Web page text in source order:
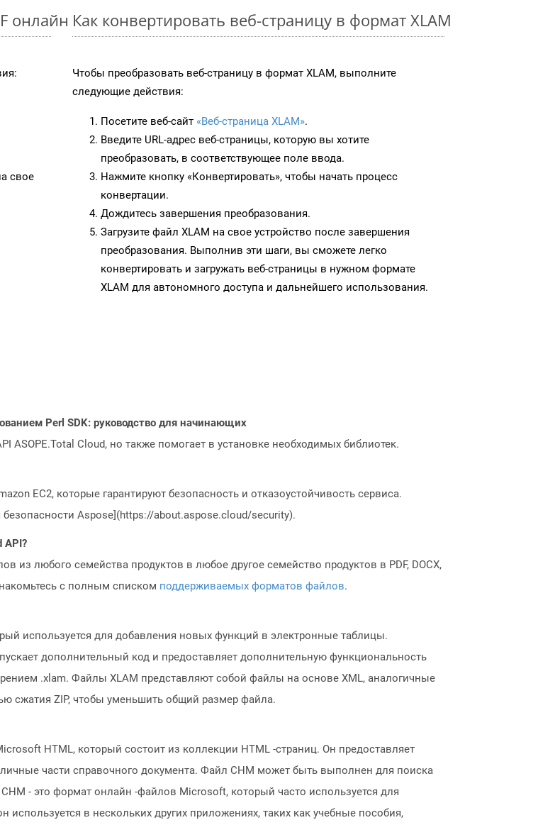
онлайн
свое
Как конвертировать веб-страницу в формат XLAM
Чтобы преобразовать веб-страницу в формат XLAM, выполните
следующие действия:
Посетите веб-сайт «Веб-страница XLAM».
Введите URL-адрес веб-страницы, которую вы хотите
преобразовать, в соответствующее поле ввода.
Нажмите кнопку «Конвертировать», чтобы начать процесс
конвертации.
Дождитесь завершения преобразования.
Загрузите файл XLAM на свое устройство после завершения
преобразования. Выполнив эти шаги, вы сможете легко
конвертировать и загружать веб-страницы в нужном формате
XLAM для автономного доступа и дальнейшего использования.
Perl SDK: руководство для начинающих
ASOPE.Total Cloud, но также помогает в установке необходимых библиотек.
EC2, которые гарантируют безопасность и отказоустойчивость сервиса.
Aspose](https://about.aspose.cloud/security).
API?
из любого семейства продуктов в любое другое семейство продуктов в PDF, DOCX,
с полным списком поддерживаемых форматов файлов.
используется для добавления новых функций в электронные таблицы.
дополнительный код и предоставляет дополнительную функциональность
.xlam. Файлы XLAM представляют собой файлы на основе XML, аналогичные
сжатия ZIP, чтобы уменьшить общий размер файла.
HTML, который состоит из коллекции HTML -страниц. Он предоставляет
части справочного документа. Файл CHM может быть выполнен для поиска
- это формат онлайн -файлов Microsoft, который часто используется для
в нескольких других приложениях, таких как учебные пособия,